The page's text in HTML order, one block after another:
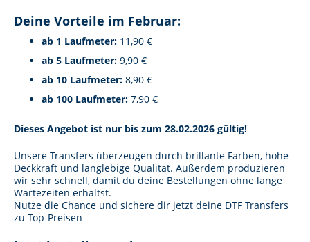
Deine Vorteile im Februar:
ab 1 Laufmeter: 11,90 €
ab 5 Laufmeter: 9,90 €
ab 10 Laufmeter: 8,90 €
ab 100 Laufmeter: 7,90 €
Dieses Angebot ist nur bis zum 28.02.2026 gültig!
Unsere Transfers überzeugen durch brillante Farben, hohe
Deckkraft und langlebige Qualität. Außerdem produzieren
wir sehr schnell, damit du deine Bestellungen ohne lange
Wartezeiten erhältst.
Nutze die Chance und sichere dir jetzt deine DTF Transfers
zu Top-Preisen